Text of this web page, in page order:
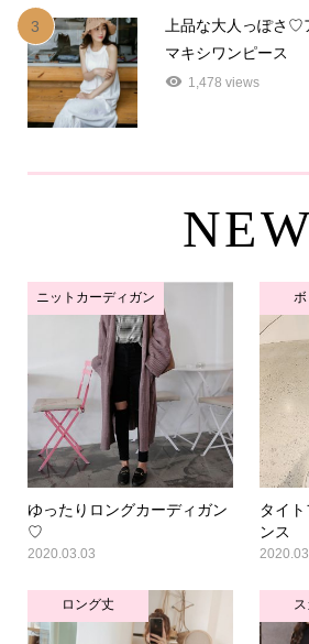
3
上品な大人っぽさ♡
マキシワンピース
1,478 views
ニットカーディガン
ゆったりロングカーディガン
♡
2020.03.03
タイ
ンス
ロング丈